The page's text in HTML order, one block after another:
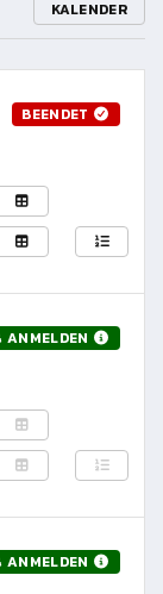
KALENDER
BEENDET
ANMELDEN
ANMELDEN